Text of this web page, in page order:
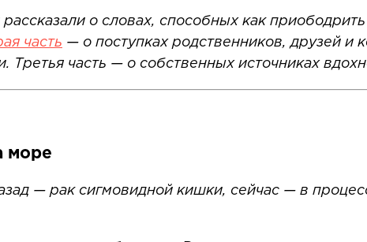
о словах, способных как
часть — о поступках родственников, друзей и
Третья часть — о собственных источниках
море
— рак сигмовидной кишки, сейчас — в